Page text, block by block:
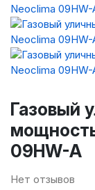
Газовый
09HW-A
Нет отзывов